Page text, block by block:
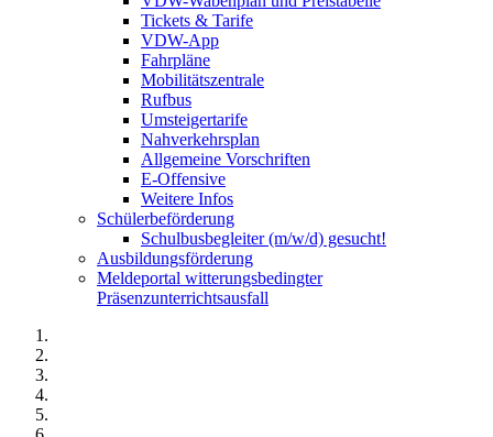
Tickets & Tarife
VDW-App
Fahrpläne
Mobilitätszentrale
Rufbus
Umsteigertarife
Nahverkehrsplan
Allgemeine Vorschriften
E-Offensive
Weitere Infos
Schülerbeförderung
Schulbusbegleiter (m/w/d) gesucht!
Ausbildungsförderung
Meldeportal witterungsbedingter
Präsenzunterrichtsausfall